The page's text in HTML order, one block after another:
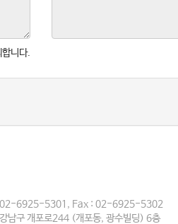
니다.
02-6925-5301, Fax : 02-6925-5302
남구 개포로244 (개포동, 광수빌딩) 6층